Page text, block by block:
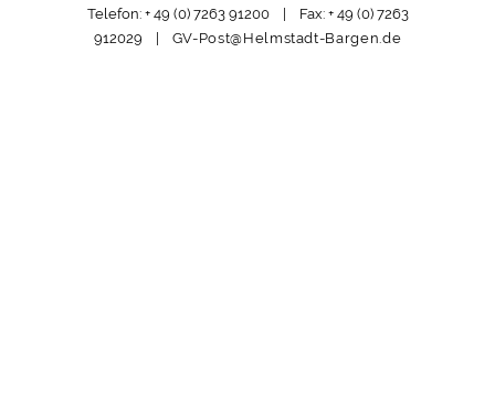
Telefon: + 49 (0) 7263 91200 | Fax: + 49 (0) 7263
912029 | GV-Post@Helmstadt-Bargen.de